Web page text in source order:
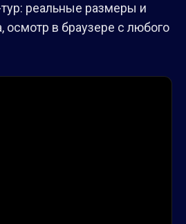
реальные размеры и
осмотр в браузере с любого